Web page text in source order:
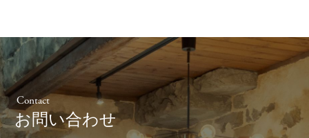
Contact
お問い合わせ